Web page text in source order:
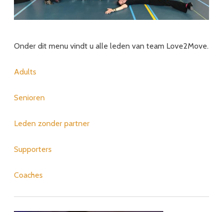
Onder dit menu vindt u alle leden van team Love2Move.
Adults
Senioren
Leden zonder partner
Supporters
Coaches